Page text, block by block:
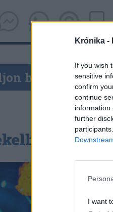
Krónika -
If you wish
sensitive
confirm
continue
information
further
I want
hozzá!